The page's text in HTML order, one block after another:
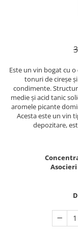
Este un vin bogat cu
tonuri de cireșe
condimente.
medie și acid tanic
aromele picante
Acesta este un vin
depozitare,